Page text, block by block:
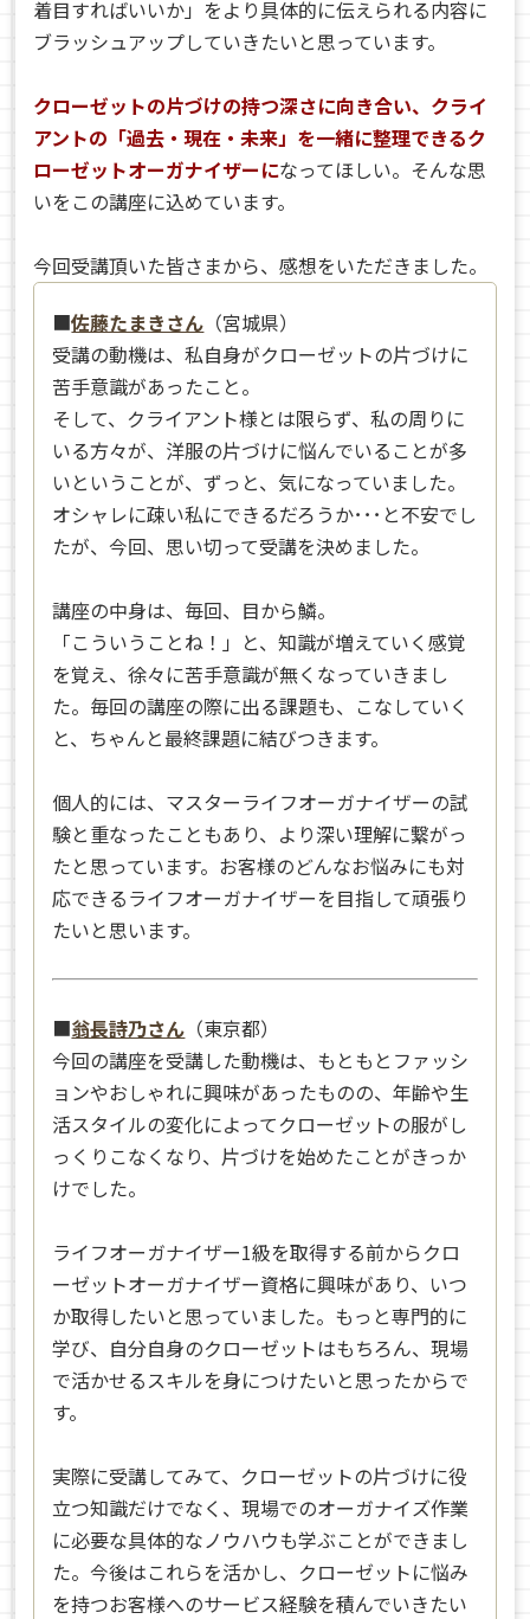
着目すればいいか」をより具体的に伝えられる内容に
ブラッシュアップしていきたいと思っています。
クローゼットの片づけの持つ深さに向き合い、クライ
アントの「過去・現在・未来」を一緒に整理できるク
ローゼットオーガナイザーになってほしい。そんな思
いをこの講座に込めています。
今回受講頂いた皆さまから、感想をいただきました。
■佐藤たまきさん （宮城県）
受講の動機は、私自身がクローゼットの片づけに
苦手意識があったこと。
そして、クライアント様とは限らず、私の周りに
いる方々が、洋服の片づけに悩んでいることが多
いということが、ずっと、気になっていました。
オシャレに疎い私にできるだろうか･･･と不安でし
たが、今回、思い切って受講を決めました。
講座の中身は、毎回、目から鱗。
「こういうことね！」と、知識が増えていく感覚
を覚え、徐々に苦手意識が無くなっていきまし
た。毎回の講座の際に出る課題も、こなしていく
と、ちゃんと最終課題に結びつきます。
個人的には、マスターライフオーガナイザーの試
験と重なったこともあり、より深い理解に繋がっ
たと思っています。お客様のどんなお悩みにも対
応できるライフオーガナイザーを目指して頑張り
たいと思います。
■翁長詩乃さん （東京都）
今回の講座を受講した動機は、もともとファッシ
ョンやおしゃれに興味があったものの、年齢や生
活スタイルの変化によってクローゼットの服がし
っくりこなくなり、片づけを始めたことがきっか
けでした。
ライフオーガナイザー1級を取得する前からクロ
ーゼットオーガナイザー資格に興味があり、いつ
か取得したいと思っていました。もっと専門的に
学び、自分自身のクローゼットはもちろん、現場
で活かせるスキルを身につけたいと思ったからで
す。
実際に受講してみて、クローゼットの片づけに役
立つ知識だけでなく、現場でのオーガナイズ作業
に必要な具体的なノウハウも学ぶことができまし
た。今後はこれらを活かし、クローゼットに悩み
を持つお客様へのサービス経験を積んでいきたい